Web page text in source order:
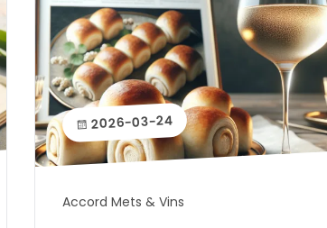
2026-03-24
Accord Mets & Vins